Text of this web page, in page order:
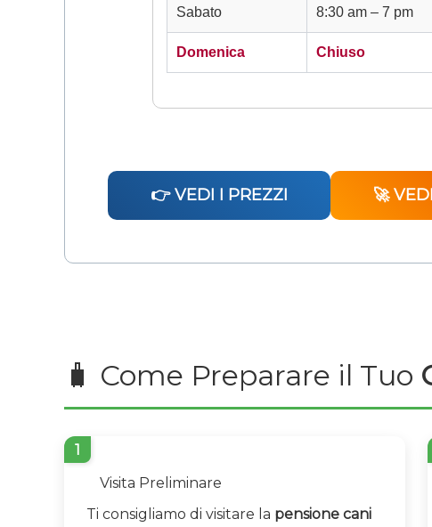
Sabato 8:30 am – 7 pm
Domenica Chiuso
👉 VEDI I PREZZI 🚀
🧳 Come Preparare il Tuo
1
Visita Preliminare
Ti consigliamo di visitare la pensione cani